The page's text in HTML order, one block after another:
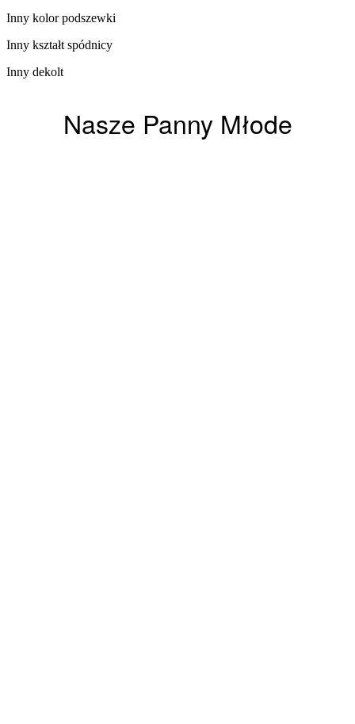
Inny kolor podszewki​
Inny kształt spódnicy
Inny dekolt
Nasze Panny Młode